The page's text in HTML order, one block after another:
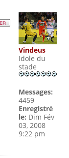
Vindeus
Idole du
stade
Messages:
4459
Enregistré
le: Dim Fév
03, 2008
9:22 pm